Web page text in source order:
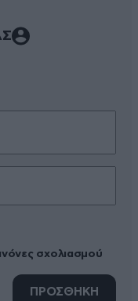
σχολιασμού
ΠΡΟΣΘΗΚΗ